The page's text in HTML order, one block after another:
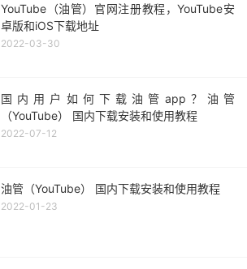
YouTube（油管）官网注册教程，YouTube安
卓版和iOS下载地址
2022-03-30
国内用户如何下载油管app？油管
（YouTube） 国内下载安装和使用教程
2022-07-12
油管（YouTube） 国内下载安装和使用教程
2022-01-23